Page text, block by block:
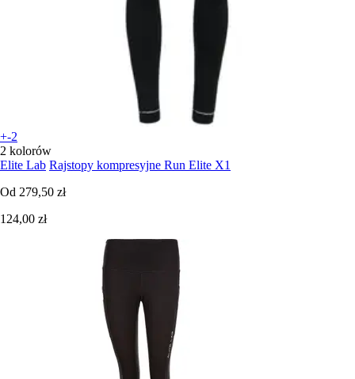
+-2
2 kolorów
Elite Lab Rajstopy kompresyjne Run Elite X1
Od 279,50 zł
124,00 zł